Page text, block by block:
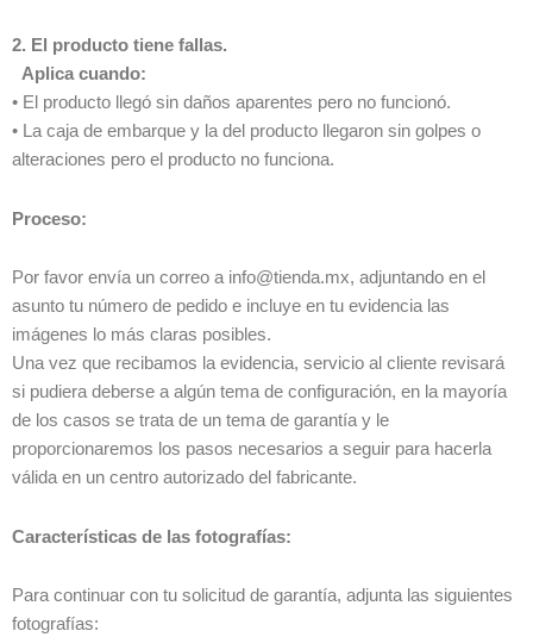
2. El producto tiene fallas.
Aplica cuando:
• El producto llegó sin daños aparentes pero no funcionó.
• La caja de embarque y la del producto llegaron sin golpes o
alteraciones pero el producto no funciona.
Proceso:
Por favor envía un correo a info@tienda.mx, adjuntando en el
asunto tu número de pedido e incluye en tu evidencia las
imágenes lo más claras posibles.
Una vez que recibamos la evidencia, servicio al cliente revisará
si pudiera deberse a algún tema de configuración, en la mayoría
de los casos se trata de un tema de garantía y le
proporcionaremos los pasos necesarios a seguir para hacerla
válida en un centro autorizado del fabricante.
Características de las fotografías:
Para continuar con tu solicitud de garantía, adjunta las siguientes
fotografías: